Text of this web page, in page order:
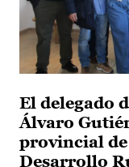
El delegado
Álvaro
provincial
Desarrollo